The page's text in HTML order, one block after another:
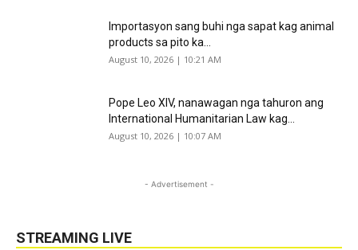
Importasyon sang buhi nga sapat kag animal
products sa pito ka...
August 10, 2026 | 10:21 AM
Pope Leo XIV, nanawagan nga tahuron ang
International Humanitarian Law kag...
August 10, 2026 | 10:07 AM
- Advertisement -
STREAMING LIVE